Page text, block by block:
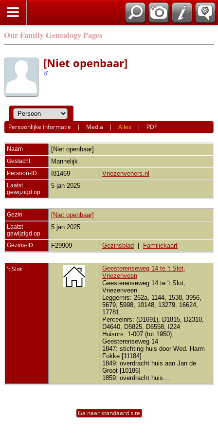
Our Family Genealogy Pages
[Niet openbaar]
Persoonlijke informatie | Media |Alles | PDF
Naam [Niet openbaar]
Geslacht Mannelijk
Persoon-ID I81469 Vriezenveners.nl
Laatst
gewijzigd op
5 jan 2025
Gezin [Niet openbaar]
Laatst
gewijzigd op
5 jan 2025
Gezins-ID F29909 Gezinsblad Familiekaart
't Slot
Geesterenseweg 14 te 't Slot,
Vriezenveen
Geesterenseweg 14 te 't Slot,
Vriezenveen
Leggernrs: 262a, 1144, 1538, 3956,
5679, 5998, 10148, 13279, 16624,
17781
Perceelnrs: (D1691), D1815, D2310,
D4640, D5825, D6558, I224
Huisnrs: 1-007 (tot 1950),
Geesterenseweg 14
1847: stichting huis door Wed. Harm
Fokke [11184]
1849: overdracht huis aan Jan de
Groot [10186]
1859: overdracht huis…
Ga naar standaard site